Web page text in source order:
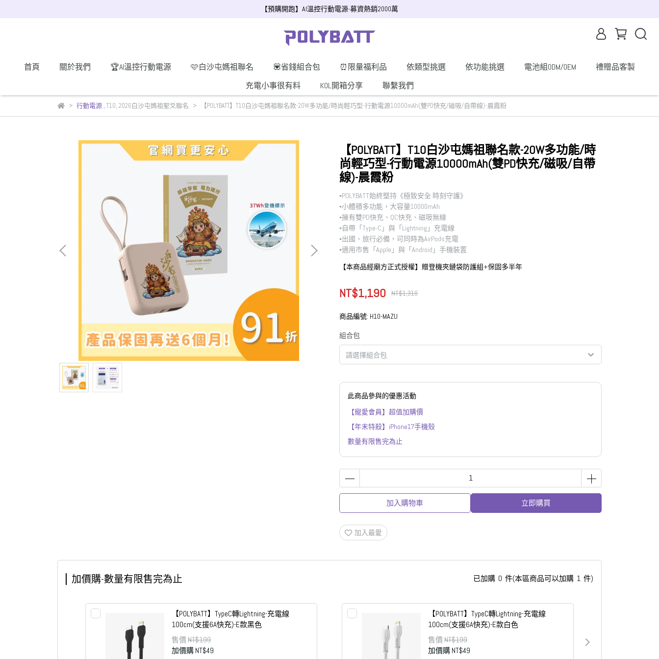
【預購開跑】AI溫控行動電源-募資熱銷2000萬
首頁 關於我們 🏆AI溫控行動電源 🩷白沙屯媽祖聯名 💟省錢組合包 ⏰限量福利品 依類型挑選 依功能挑選 電池組ODM/OEM
禮贈品客製
充電小事很有料
KOL開箱分享 聯繫我們
行動電源, T10, 2026白沙屯媽祖聖爻聯名 【POLYBATT】T10白沙屯媽祖聯名款-20W多功能/時尚輕巧型-行動電源10000mAh(雙PD快充/磁吸/自帶線)-晨霞粉
【POLYBATT】T10白沙屯媽祖聯名款-20W多功能/時
尚輕巧型-行動電源10000mAh(雙PD快充/磁吸/自帶
線)-晨霞粉
▪︎POLYBATT始終堅持《極致安全 時刻守護》
▪︎小體積多功能，大容量10000mAh
▪︎擁有雙PD快充、QC快充、磁吸無線
▪︎自帶「Type-C」與「Lightning」充電線
▪︎出國、旅行必備，可同時為AirPods充電
▪︎適用市售「Apple」與「Android」手機裝置
【本商品經廟方正式授權】贈登機夾鏈袋防護組+保固多半年
NT$1,190 NT$1,310
商品編號: H10-MAZU
組合包
此商品參與的優惠活動
【寵愛會員】超值加購價
【年末特殺】iPhone17手機殼
數量有限售完為止
加入購物車 立即購買
加入最愛
加價購-數量有限售完為止 已加購 0 件(本區商品可以加購 1 件)
【POLYBATT】TypeC轉Lightning-充電線
100cm(支援6A快充)-E款黑色
售價 NT$199
加價購 NT$49
【POLYBATT】TypeC轉Lightning-充電線
100cm(支援6A快充)-E款白色
售價 NT$199
加價購 NT$49